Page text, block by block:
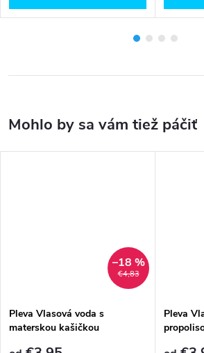
€4,83
–18 %
Pleva Vlasová voda s
materskou kašičkou
Pleva